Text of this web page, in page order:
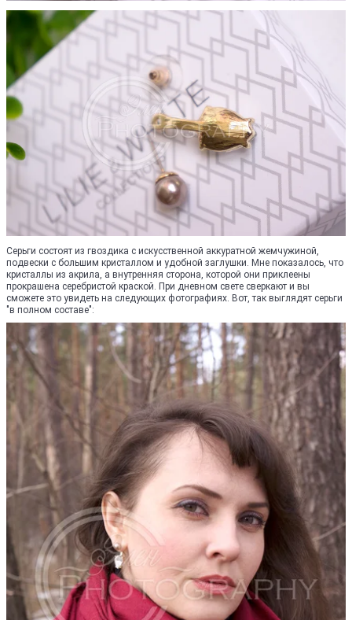
Серьги состоят из гвоздика с искусственной аккуратной жемчужиной,
подвески с большим кристаллом и удобной заглушки. Мне показалось, что
кристаллы из акрила, а внутренняя сторона, которой они приклеены
прокрашена серебристой краской. При дневном свете сверкают и вы
сможете это увидеть на следующих фотографиях. Вот, так выглядят серьги
"в полном составе":